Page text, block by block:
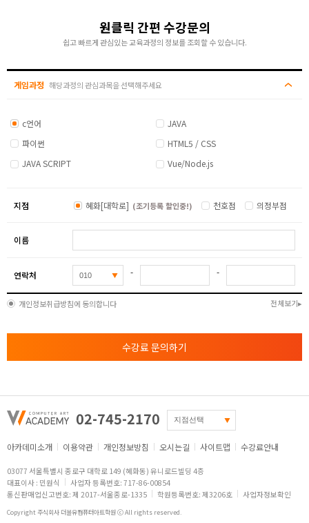
원클릭 간편 수강문의
쉽고 빠르게 관심있는 교육과정의 정보를 조회할 수 있습니다.
게임과정 해당과정의 관심과목을 선택해주세요
c언어
JAVA
파이썬
HTML5 / CSS
JAVA SCRIPT
Vue/Node.js
지점 혜화[대학로] (조기등록 할인중!) 천호점 의정부점
이름
연락처 - -
개인정보취급방침에 동의합니다 전체보기
수강료 문의하기
02-745-2170
아카데미소개 이용약관 개인정보방침 오시는길 사이트맵 수강료안내
03077 서울특별시 종로구 대학로 149 (혜화동) 유니로드빌딩 4층
대표이사 : 민원식
사업자 등록번호: 717-86-00854
통신판매업신고번호: 제 2017-서울종로-1335
학원등록번호: 제3206호 사업자정보확인
Copyright 주식회사 더블유컴퓨터아트학원 ⓒ All rights reserved.